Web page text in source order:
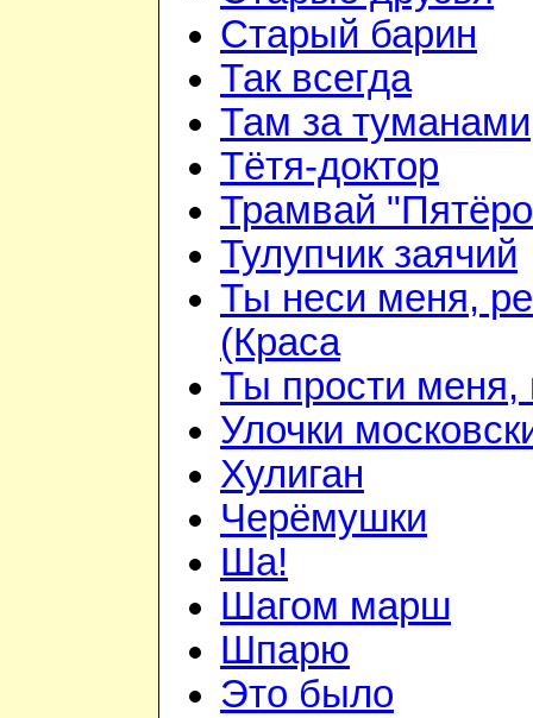
Старый барин
Так всегда
Там за туманами
Тётя-доктор
Трамвай
Тулупчик заячий
Ты неси меня,
(Краса
Ты прости
Улочки
Хулиган
Черёмушки
Ша!
Шагом марш
Шпарю
Это было